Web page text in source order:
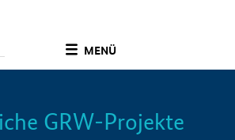
MENÜ
Info
GRW-Projekte